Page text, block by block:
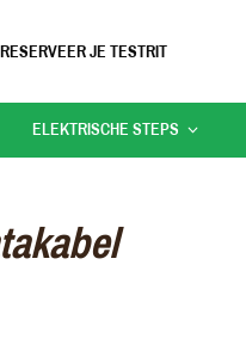
RESERVEER JE TESTRIT
ELEKTRISCHE STEPS